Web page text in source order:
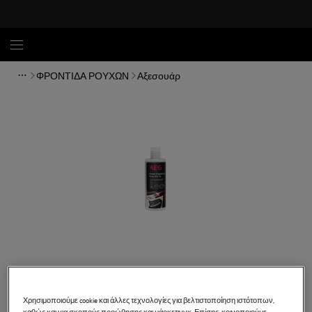
ΦΡΟΝΤΙΔΑ ΡΟΥΧΩΝ Αξεσουάρ
A6WMFR020
Χρησιμοποιούμε cookie και άλλες τεχνολογίες για βελτιστοποίηση ιστότοπων,